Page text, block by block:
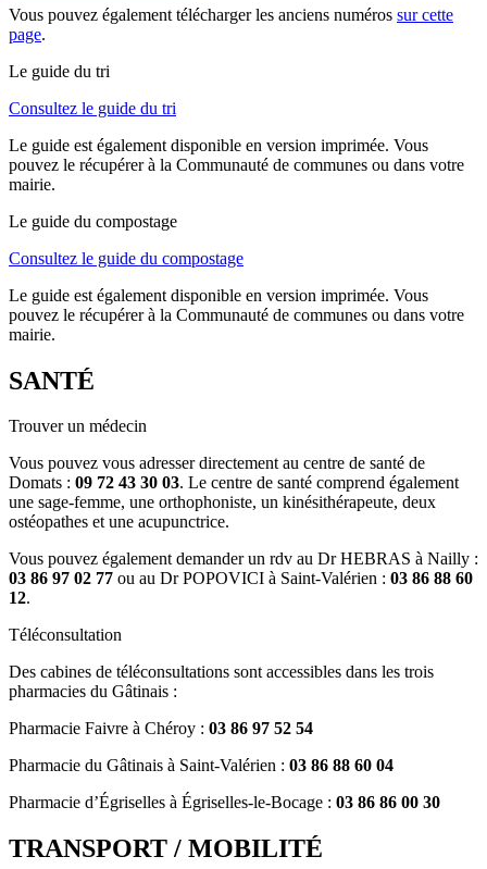
Vous pouvez également télécharger les anciens numéros sur cette
page.
Le guide du tri
Consultez le guide du tri
Le guide est également disponible en version imprimée. Vous
pouvez le récupérer à la Communauté de communes ou dans votre
mairie.
Le guide du compostage
Consultez le guide du compostage
Le guide est également disponible en version imprimée. Vous
pouvez le récupérer à la Communauté de communes ou dans votre
mairie.
SANTÉ
Trouver un médecin
Vous pouvez vous adresser directement au centre de santé de
Domats : 09 72 43 30 03. Le centre de santé comprend également
une sage-femme, une orthophoniste, un kinésithérapeute, deux
ostéopathes et une acupunctrice.
Vous pouvez également demander un rdv au Dr HEBRAS à Nailly :
03 86 97 02 77 ou au Dr POPOVICI à Saint-Valérien : 03 86 88 60
12.
Téléconsultation
Des cabines de téléconsultations sont accessibles dans les trois
pharmacies du Gâtinais :
Pharmacie Faivre à Chéroy : 03 86 97 52 54
Pharmacie du Gâtinais à Saint-Valérien : 03 86 88 60 04
Pharmacie d’Égriselles à Égriselles-le-Bocage : 03 86 86 00 30
TRANSPORT / MOBILITÉ